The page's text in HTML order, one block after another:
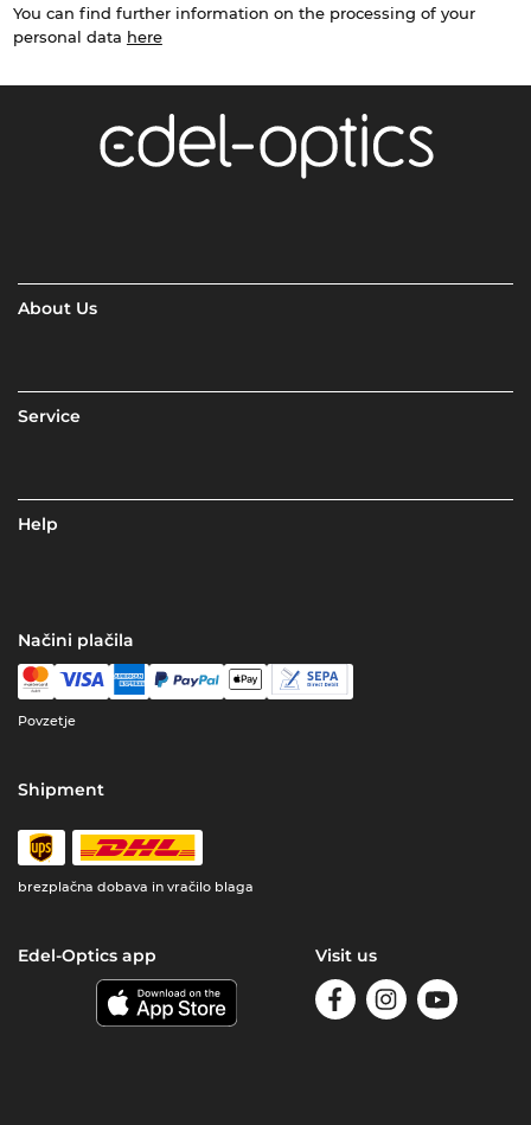
You can find further information on the processing of your
personal data here
About Us
Service
Help
Načini plačila
Povzetje
Shipment
brezplačna dobava in vračilo blaga
Edel-Optics app Visit us